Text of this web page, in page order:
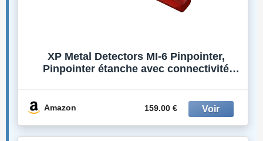
XP Metal Detectors MI-6 Pinpointer,
Pinpointer étanche avec connectivité
Amazon 159.00 €